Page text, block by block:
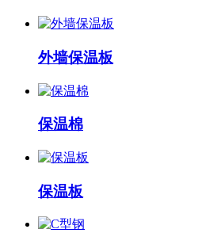
外墙保温板
保温棉
保温板